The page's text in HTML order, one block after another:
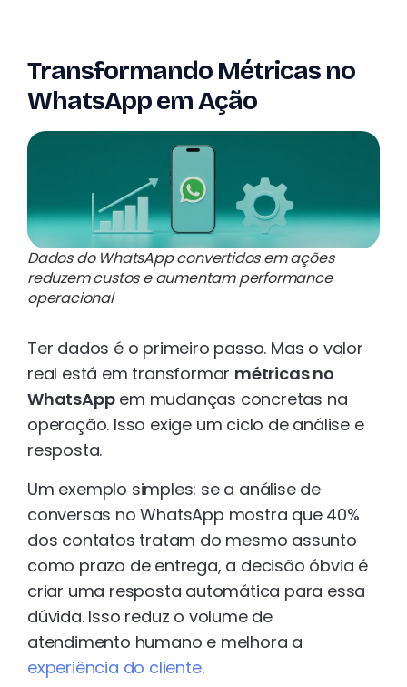
Transformando Métricas no
WhatsApp em Ação
Dados do WhatsApp convertidos em ações
reduzem custos e aumentam performance
operacional
Ter dados é o primeiro passo. Mas o valor
real está em transformar métricas no
WhatsAppem mudanças concretas na
operação. Isso exige um ciclo de análise e
resposta.
Um exemplo simples: se a análise de
conversas no WhatsApp mostra que 40%
dos contatos tratam do mesmo assunto
como prazo de entrega, a decisão óbvia é
criar uma resposta automática para essa
dúvida. Isso reduz o volume de
atendimento humano e melhora a
experiência do cliente.